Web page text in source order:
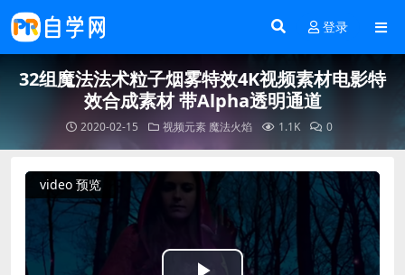
登录
32组魔法法术粒子烟雾特效4K视频素材电影特
效合成素材 带Alpha透明通道
2020-02-15 视频元素 魔法火焰 1.1K 0
video 预览